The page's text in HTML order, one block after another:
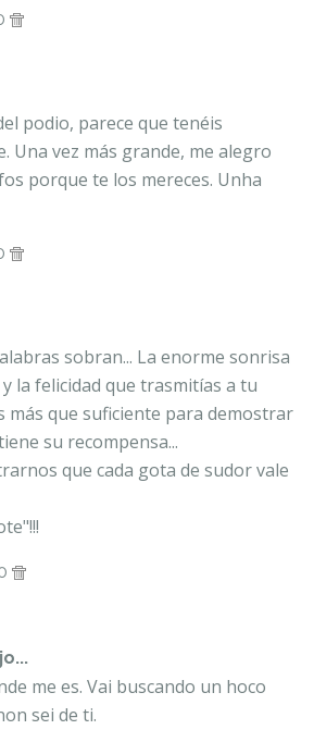
podio, parece que tenéis
Una vez más grande, me alegro
porque te los mereces. Unha
sobran... La enorme sonrisa
la felicidad que trasmitías a tu
más que suficiente para demostrar
su recompensa...
que cada gota de sudor vale
me es. Vai buscando un hoco
sei de ti.